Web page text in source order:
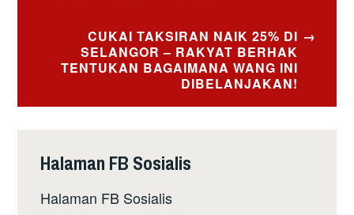
CUKAI TAKSIRAN NAIK 25% DI
SELANGOR – RAKYAT BERHAK
TENTUKAN BAGAIMANA WANG INI
DIBELANJAKAN!
Halaman FB Sosialis
Halaman FB Sosialis